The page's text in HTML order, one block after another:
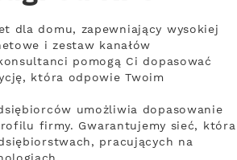
dla domu, zapewniający wysokiej
i zestaw kanałów
pomogą Ci dopasować
która odpowie Twoim
umożliwia dopasowanie
firmy. Gwarantujemy sieć, która
pracujących na